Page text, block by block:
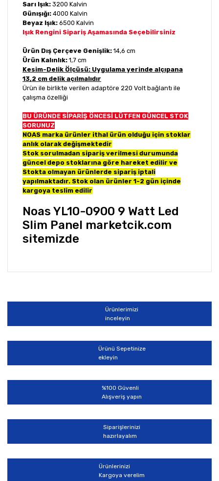
Sarı Işık: 3200 Kalvin
Günışığı: 4000 Kalvin
Beyaz Işık: 6500 Kalvin
Işık Rengini Sipariş Aşamasında Seçebilirsiniz
Ürün Dış Çerçeve Genişlik: 14,6 cm
Ürün Kalınlık: 1,7 cm
Kesim-Delik Ölçüsü: Uygulama yerinde alçıpana
13,2 cm delik açılmalıdır
Ürün ile birlikte verilen adaptöre 220 Volt bağlantı ile
çalışma özelliği
BU ÜRÜNDE SİPARİŞ ÖNCESİ LÜTFEN GÜNCEL STOK
SORUNUZ
NOAS marka ürünler ithal ürün olduğu için stoklar
anlık olarak değişmektedir
Stok sorulmadan sipariş verilmesi durumunda
güncel depo stoklarına göre hareket edilir ve
Stokta olmayan ürünlerde sipariş iptali
yapılmaktadır. Stok olan ürünler 1-2 gün içinde
kargoya teslim edilir
Noas YL10-0900 9 Watt Led
Slim Panel marketcik.com
sitemizde
Yorum Yaz
Bu ürünün fiyat bilgisi, resim, ürün açıklamalarında ve
Görüş ve önerileriniz için teşekkür ederiz.
Ürün resmi kalitesiz, bozuk veya görüntülenemiyor.
Ürün açıklamasında eksik bilgiler bulunuyor.
Ürün bilgilerinde hatalar bulunuyor.
Ürün fiyatı diğer sitelerden daha pahalı.
Bu ürüne benzer farklı alternatifler olmalı.
Gönder
Ürünlerimizi
inceleyin
Ürünü Sepetinize
ekleyin
%100 Güvenli
Alışveriş yapın
Siparişlerinizi
hazırlayalım
Ürünlerinizi
Kargoya verelim